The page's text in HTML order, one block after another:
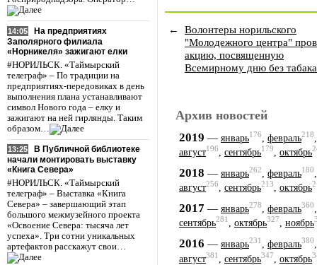
14:05
На предприятиях
Заполярного филиала
«Норникеля» зажигают елки
#НОРИЛЬСК. «Таймырский
телеграф» – По традиции на
предприятиях-передовиках в день
выполнения плана устанавливают
символ Нового года – елку и
зажигают на ней гирлянды. Таким
образом…
13:25
В Публичной библиотеке
начали монтировать выставку
«Книга Севера»
#НОРИЛЬСК. «Таймырский
телеграф» – Выставка «Книга
Севера» – завершающий этап
большого межмузейного проекта
«Освоение Севера: тысяча лет
успеха». Три сотни уникальных
артефактов расскажут свои…
←
Волонтеры норильского
"Молодежного центра"
акцию, посвященную
Всемирному дню без табака
Архив новостей
2019 — январь176 февраль218
август196, сентябрь179, октябрь
2018 — январь262 февраль180
август256, сентябрь213, октябрь
2017 — январь278 февраль360
сентябрь281, октябрь327, ноябрь
2016 — январь231 февраль380
август381 сентябрь347 октябрь